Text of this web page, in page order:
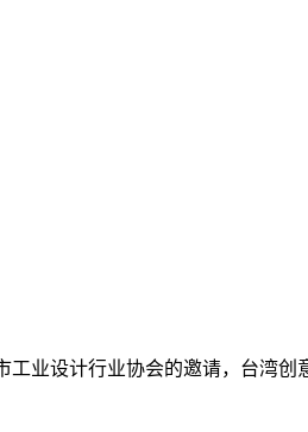
业设计行业协会的邀请，台湾